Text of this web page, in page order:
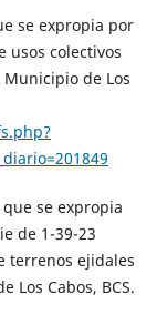
se expropia por
usos colectivos
Municipio de Los
se expropia
de 1-39-23
terrenos ejidales
Los Cabos, BCS.